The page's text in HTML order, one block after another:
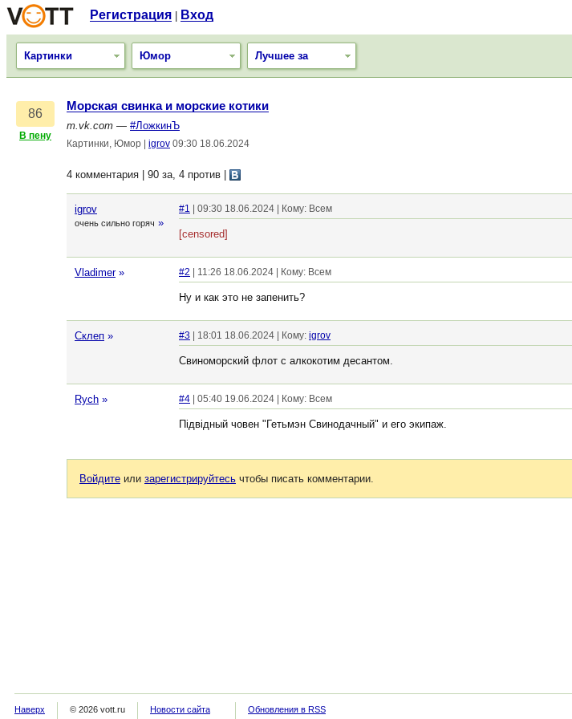
Регистрация Вход
Картинки Юмор Лучшее за
86
В пену
Морская свинка и морские котики
m.vk.com — #ЛожкинЪ
Картинки, Юмор igrov 09:30 18.06.2024
4 комментария | 90 за, 4 против
igrov
очень сильно горяч »
#1 | 09:30 18.06.2024 | Кому: Всем
[censored]
Vladimer » #2 | 11:26 18.06.2024 | Кому: Всем
Ну и как это не запенить?
Склеп » #3 | 18:01 18.06.2024 | Кому: igrov
Свиноморский флот с алкокотим десантом.
Rych » #4 | 05:40 19.06.2024 | Кому: Всем
Пiдвiдный човен "Гетьмэн Свинодачный" и его экипаж.
Войдите или зарегистрируйтесь чтобы писать комментарии.
Наверх © 2026 vott.ru Новости сайта Обновления в RSS